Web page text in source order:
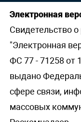
Электронная
Свидетельство
"Электронная
ФС 77 - 71258 от
выдано
сфере связи,
массовых